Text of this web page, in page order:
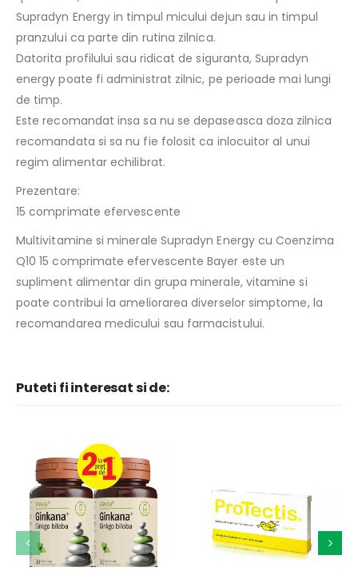
Supradyn Energy in timpul micului dejun sau in timpul
pranzului ca parte din rutina zilnica.
Datorita profilului sau ridicat de siguranta, Supradyn
energy poate fi administrat zilnic, pe perioade mai lungi
de timp.
Este recomandat insa sa nu se depaseasca doza zilnica
recomandata si sa nu fie folosit ca inlocuitor al unui
regim alimentar echilibrat.
Prezentare:
15 comprimate efervescente
Multivitamine si minerale Supradyn Energy cu Coenzima
Q10 15 comprimate efervescente Bayer este un
supliment alimentar din grupa minerale, vitamine si
poate contribui la ameliorarea diverselor simptome, la
recomandarea medicului sau farmacistului.
Puteti fi interesat si de: